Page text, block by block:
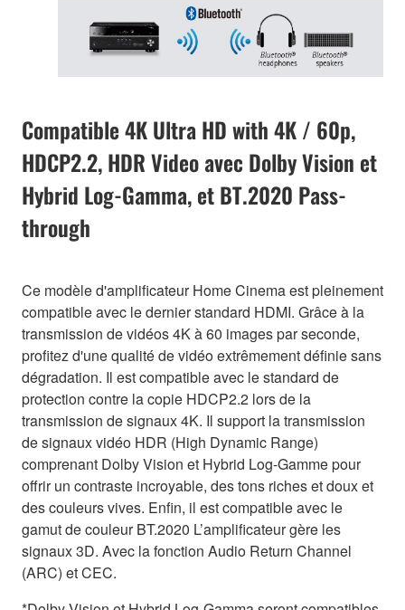
Compatible 4K Ultra HD with 4K / 60p,
HDCP2.2, HDR Video avec Dolby Vision et
Hybrid Log-Gamma, et BT.2020 Pass-
through
Ce modèle d'amplificateur Home Cinema est pleinement
compatible avec le dernier standard HDMI. Grâce à la
transmission de vidéos 4K à 60 images par seconde,
profitez d'une qualité de vidéo extrêmement définie sans
dégradation. Il est compatible avec le standard de
protection contre la copie HDCP2.2 lors de la
transmission de signaux 4K. Il support la transmission
de signaux vidéo HDR (High Dynamic Range)
comprenant Dolby Vision et Hybrid Log-Gamme pour
offrir un contraste incroyable, des tons riches et doux et
des couleurs vives. Enfin, il est compatible avec le
gamut de couleur BT.2020 L’amplificateur gère les
signaux 3D. Avec la fonction Audio Return Channel
(ARC) et CEC.